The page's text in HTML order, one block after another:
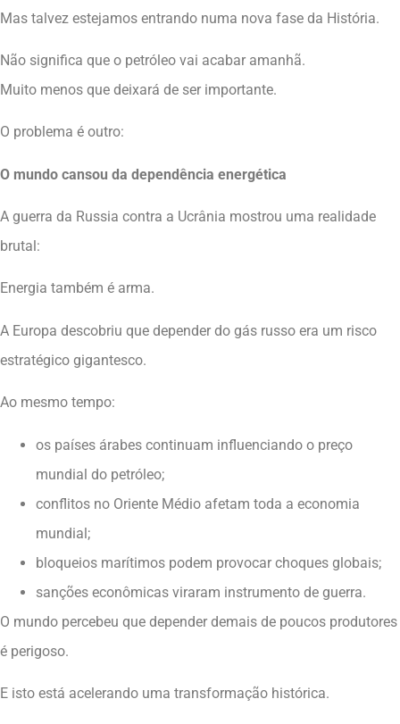
Mas talvez estejamos entrando numa nova fase da História.
Não significa que o petróleo vai acabar amanhã.
Muito menos que deixará de ser importante.
O problema é outro:
O mundo cansou da dependência energética
A guerra da Russia contra a Ucrânia mostrou uma realidade
brutal:
Energia também é arma.
A Europa descobriu que depender do gás russo era um risco
estratégico gigantesco.
Ao mesmo tempo:
os países árabes continuam influenciando o preço
mundial do petróleo;
conflitos no Oriente Médio afetam toda a economia
mundial;
bloqueios marítimos podem provocar choques globais;
sanções econômicas viraram instrumento de guerra.
O mundo percebeu que depender demais de poucos produtores
é perigoso.
E isto está acelerando uma transformação histórica.